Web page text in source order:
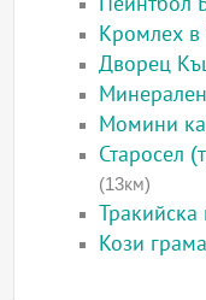
Кромлех в
Дворец
Момини
Старосел
(13км)
Кози